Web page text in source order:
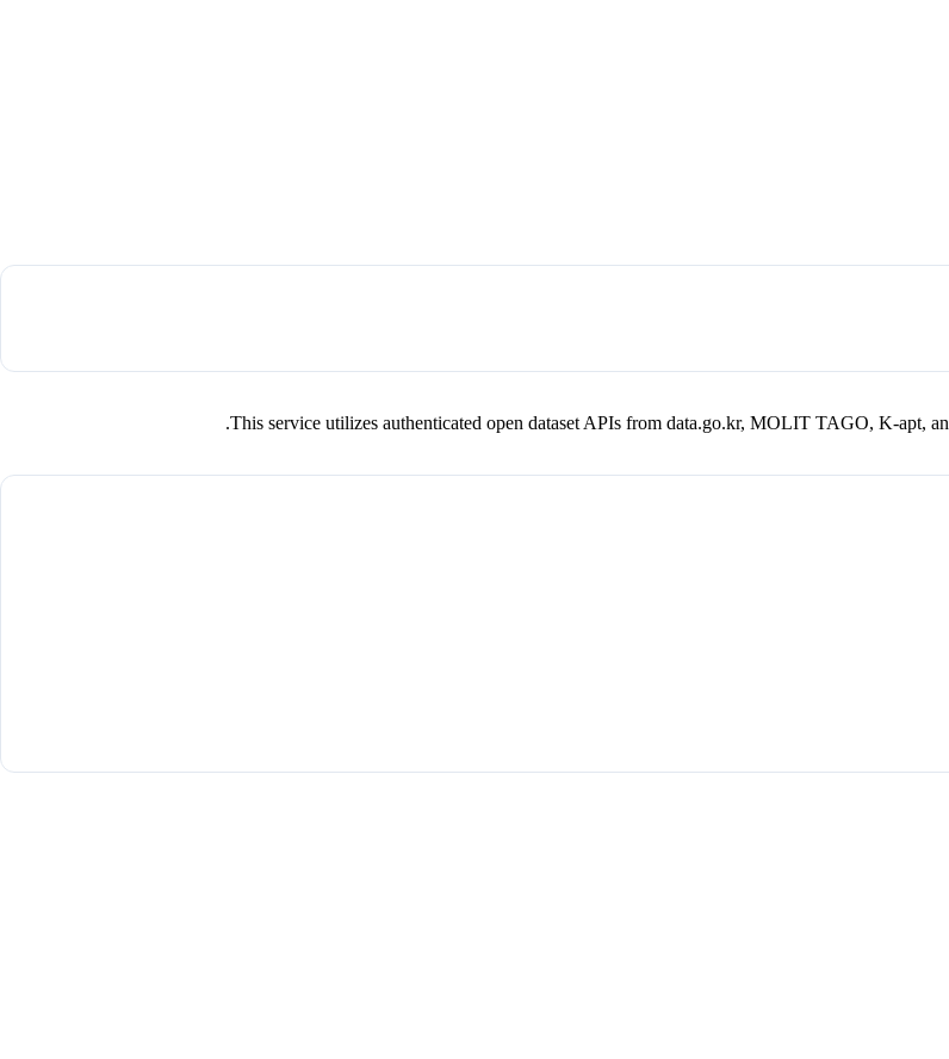
This service utilizes authenticated open dataset APIs from data.go.kr, MOLIT TAGO, K-apt,